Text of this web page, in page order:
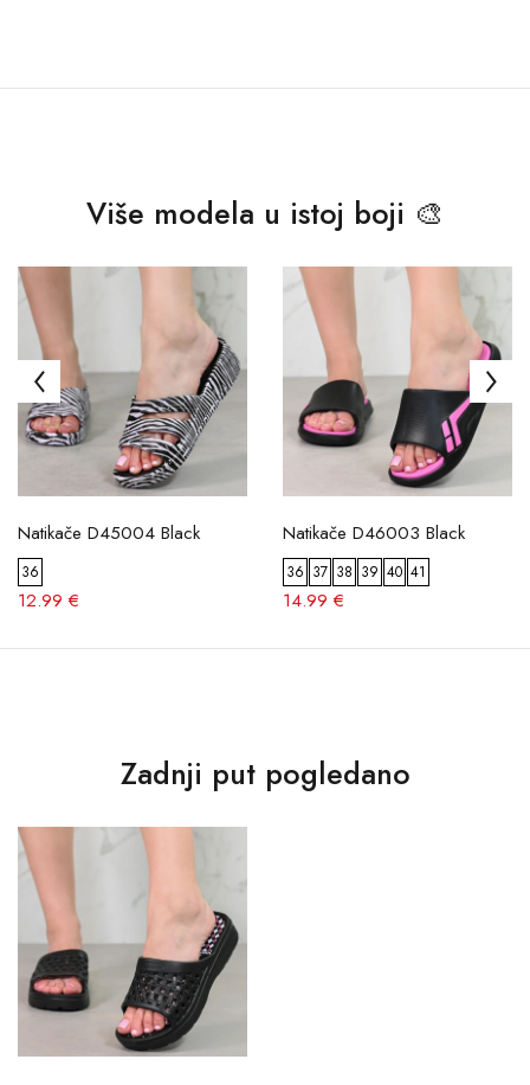
Više modela u istoj boji 🎨
Natikače D45004 Black
36
12.99 €
Natikače D46003 Black
36 37 38 39 40 41
14.99 €
Zadnji put pogledano